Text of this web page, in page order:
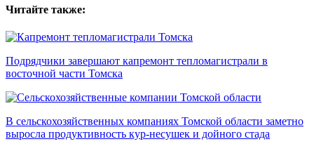
Читайте также:
Подрядчики завершают капремонт тепломагистрали в
восточной части Томска
В сельскохозяйственных компаниях Томской области заметно
выросла продуктивность кур-несушек и дойного стада